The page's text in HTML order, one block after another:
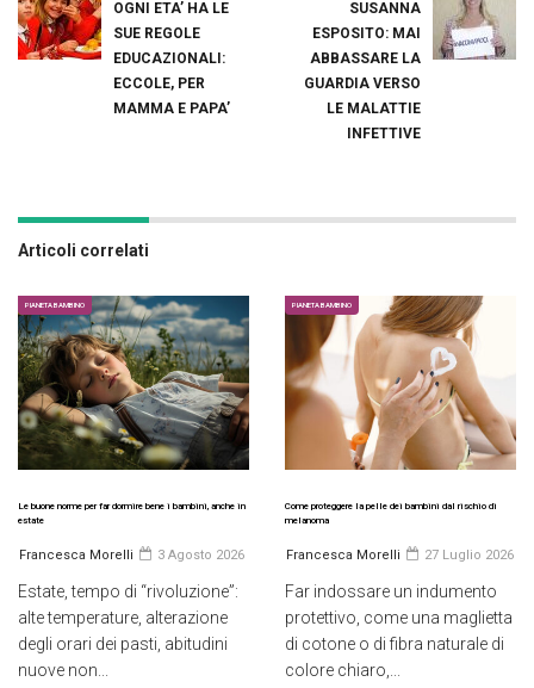
OGNI ETA’ HA LE
SUE REGOLE
EDUCAZIONALI:
ECCOLE, PER
MAMMA E PAPA’
SUSANNA
ESPOSITO: MAI
ABBASSARE LA
GUARDIA VERSO
LE MALATTIE
INFETTIVE
Articoli correlati
PIANETA BAMBINO
Le buone norme per far dormire bene i bambini, anche in
estate
Francesca Morelli 3 Agosto 2026
Estate, tempo di “rivoluzione”:
alte temperature, alterazione
degli orari dei pasti, abitudini
nuove non...
PIANETA BAMBINO
Come proteggere la pelle dei bambini dal rischio di
melanoma
Francesca Morelli 27 Luglio 2026
Far indossare un indumento
protettivo, come una maglietta
di cotone o di fibra naturale di
colore chiaro,...